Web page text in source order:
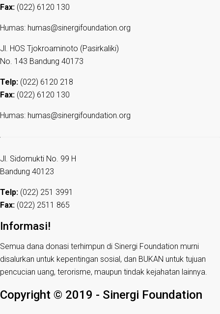
Fax: (022) 6120 130
Humas: humas@sinergifoundation.org
Jl. HOS Tjokroaminoto (Pasirkaliki)
No. 143 Bandung 40173
Telp: (022) 6120 218
Fax: (022) 6120 130
Humas: humas@sinergifoundation.org
Jl. Sidomukti No. 99 H
Bandung 40123
Telp: (022) 251 3991
Fax: (022) 2511 865
Informasi!
Semua dana donasi terhimpun di Sinergi Foundation murni
disalurkan untuk kepentingan sosial, dan BUKAN untuk tujuan
pencucian uang, terorisme, maupun tindak kejahatan lainnya.
Copyright © 2019 - Sinergi Foundation